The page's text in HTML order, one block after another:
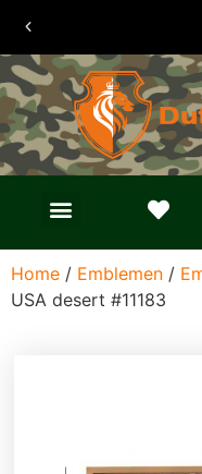
30 dagen
retouren
Home / Emblemen /
USA desert #11183